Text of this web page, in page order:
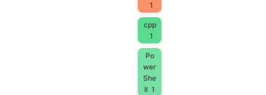
1
cpp
1
Po
wer
She
ll 1